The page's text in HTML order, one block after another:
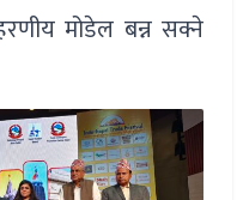
मोडेल बन्न सक्ने